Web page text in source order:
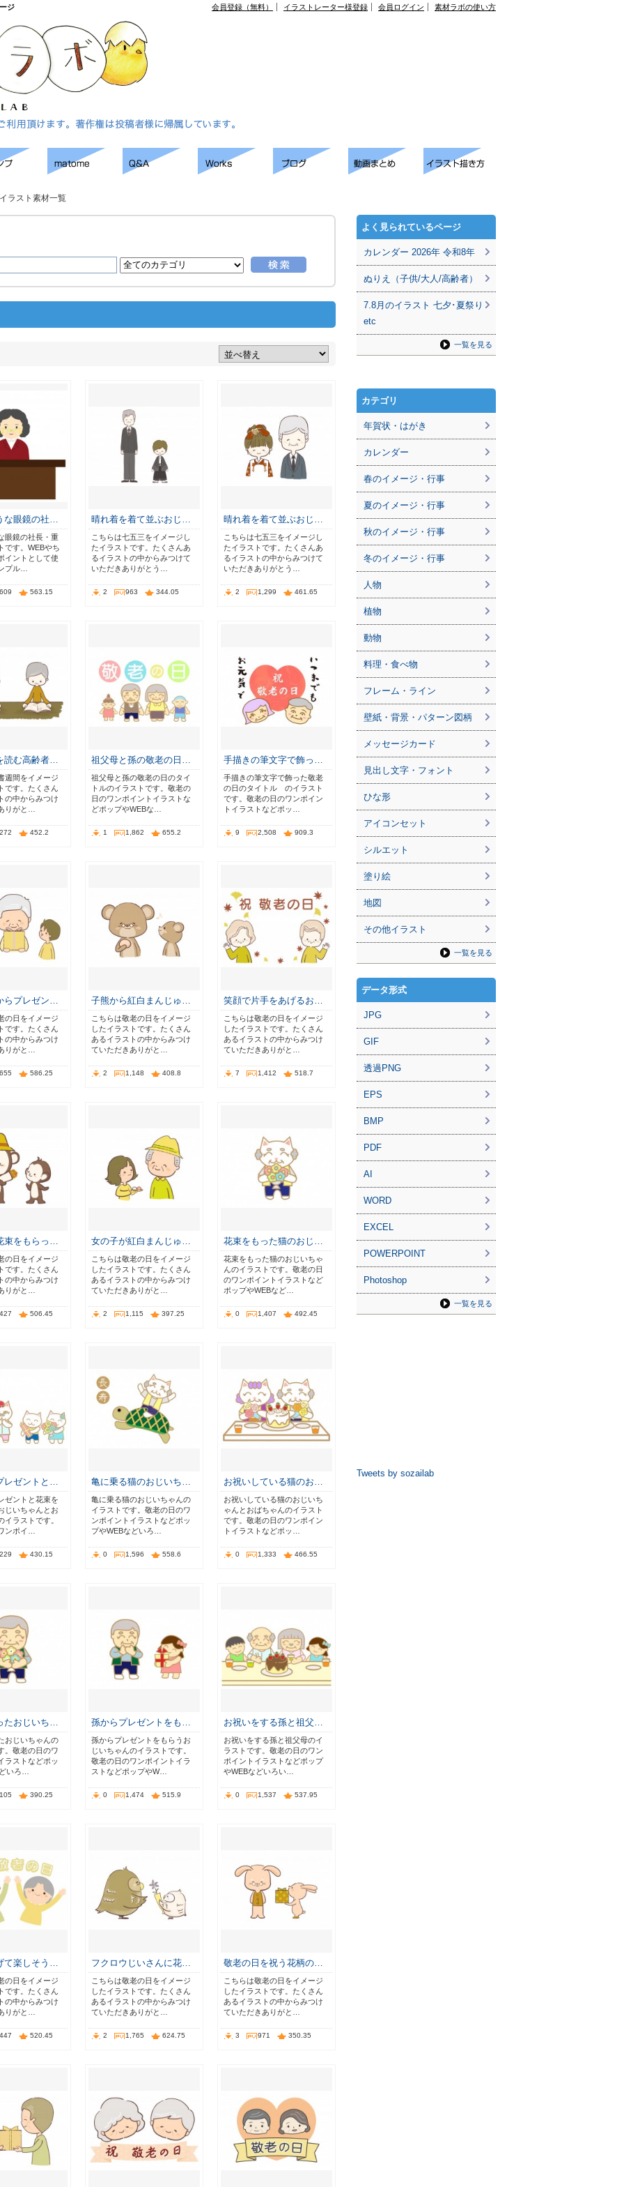
ジ 会員登録（無料） イラストレーター様登録 会員ログイン 素材ラボの使い方
ラスト素材一覧
な眼鏡の社…
眼鏡の社長・重
です。WEBやち
イントとして使
プル…
563.15
晴れ着を着て並ぶおじ…
こちらは七五三をイメージし
たイラストです。たくさんあ
るイラストの中からみつけて
いただきありがとう…
2 963 344.05
晴れ着を着て並ぶおじ…
こちらは七五三をイメージし
たイラストです。たくさんあ
るイラストの中からみつけて
いただきありがとう…
2 1,299 461.65
読む高齢者…
週間をイメージ
です。たくさん
の中からみつけ
りがと…
452.2
祖父母と孫の敬老の日…
祖父母と孫の敬老の日のタイ
トルのイラストです。敬老の
日のワンポイントイラストな
どポップやWEBな…
1 1,862 655.2
手描きの筆文字で飾っ…
手描きの筆文字で飾った敬老
の日のタイトル のイラスト
です。敬老の日のワンポイン
トイラストなどポッ…
9 2,508 909.3
らプレゼン…
の日をイメージ
です。たくさん
の中からみつけ
りがと…
586.25
子熊から紅白まんじゅ…
こちらは敬老の日をイメージ
したイラストです。たくさん
あるイラストの中からみつけ
ていただきありがと…
2 1,148 408.8
笑顔で片手をあげるお…
こちらは敬老の日をイメージ
したイラストです。たくさん
あるイラストの中からみつけ
ていただきありがと…
7 1,412 518.7
束をもらっ…
の日をイメージ
です。たくさん
の中からみつけ
りがと…
506.45
女の子が紅白まんじゅ…
こちらは敬老の日をイメージ
したイラストです。たくさん
あるイラストの中からみつけ
ていただきありがと…
2 1,115 397.25
花束をもった猫のおじ…
花束をもった猫のおじいちゃ
んのイラストです。敬老の日
のワンポイントイラストなど
ポップやWEBなど…
0 1,407 492.45
レゼントと…
ゼントと花束を
じいちゃんとお
イラストです。
ンポイ…
430.15
亀に乗る猫のおじいち…
亀に乗る猫のおじいちゃんの
イラストです。敬老の日のワ
ンポイントイラストなどポッ
プやWEBなどいろ…
0 1,596 558.6
お祝いしている猫のお…
お祝いしている猫のおじいち
ゃんとおばちゃんのイラスト
です。敬老の日のワンポイン
トイラストなどポッ…
0 1,333 466.55
たおじいち…
おじいちゃんの
。敬老の日のワ
ラストなどポッ
いろ…
390.25
孫からプレゼントをも…
孫からプレゼントをもらうお
じいちゃんのイラストです。
敬老の日のワンポイントイラ
ストなどポップやW…
0 1,474 515.9
お祝いをする孫と祖父…
お祝いをする孫と祖父母のイ
ラストです。敬老の日のワン
ポイントイラストなどポップ
やWEBなどいろい…
0 1,537 537.95
て楽しそう…
の日をイメージ
です。たくさん
の中からみつけ
りがと…
520.45
フクロウじいさんに花…
こちらは敬老の日をイメージ
したイラストです。たくさん
あるイラストの中からみつけ
ていただきありがと…
2 1,765 624.75
敬老の日を祝う花柄の…
こちらは敬老の日をイメージ
したイラストです。たくさん
あるイラストの中からみつけ
ていただきありがと…
3 971 350.35
よく見られているページ
カレンダー 2026年 令和8年
ぬりえ（子供/大人/高齢者）
7.8月のイラスト 七夕･夏祭り
etc
一覧を見る
カテゴリ
年賀状・はがき
カレンダー
春のイメージ・行事
夏のイメージ・行事
秋のイメージ・行事
冬のイメージ・行事
人物
植物
動物
料理・食べ物
フレーム・ライン
壁紙・背景・パターン図柄
メッセージカード
見出し文字・フォント
ひな形
アイコンセット
シルエット
塗り絵
地図
その他イラスト
一覧を見る
データ形式
JPG
GIF
透過PNG
EPS
BMP
PDF
AI
WORD
EXCEL
POWERPOINT
Photoshop
一覧を見る
Tweets by sozailab